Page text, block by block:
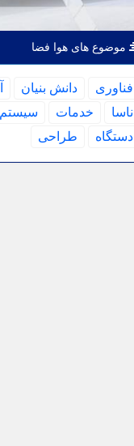
موضوع های هوا فضا
فناوری دانش بنیان
ناسا
خدمات
سیستم
دستگاه
طراحی